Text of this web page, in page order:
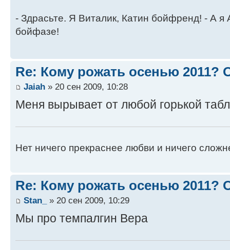
- Здрасьте. Я Виталик, Катин бойфренд! - А я
бойфазе!
Re: Кому рожать осенью 2011?
Jaiah » 20 сен 2009, 10:28
Меня вырывает от любой горькой
Нет ничего прекраснее любви и ничего
Re: Кому рожать осенью 2011?
Stan_ » 20 сен 2009, 10:29
Мы про темпалгин Вера